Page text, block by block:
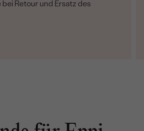
Retour und Ersatz des